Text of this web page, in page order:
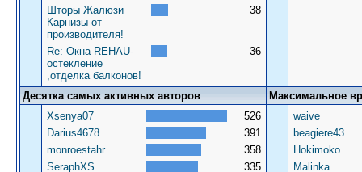
Шторы Жалюзи
Карнизы от
производителя!
38
Re: Окна REHAU-
остекление
,отделка балконов!
36
Десятка самых активных авторов
Максимальное
Xsenya07
526
Darius4678
391
monroestahr
358
SeraphXS
335
waive
beagiere43
Hokimoko
Malinka